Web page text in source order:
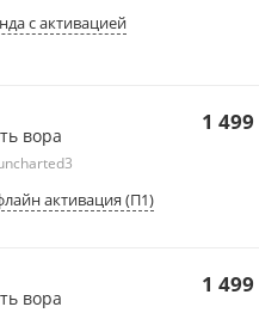
с активацией
вора
активация (П1)
1 499
вора
1 499